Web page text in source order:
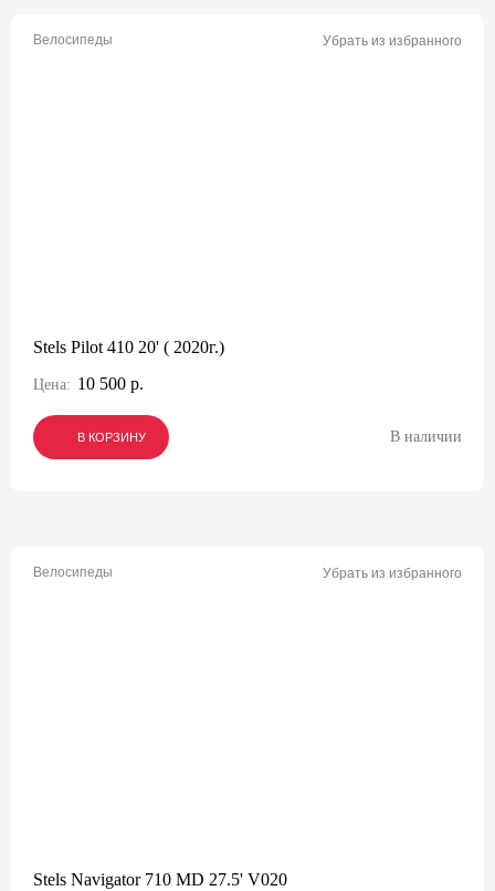
Велосипеды Убрать из избранного
Stels Pilot 410 20' ( 2020г.)
Цена: 10 500 р.
В КОРЗИНУ
В КОРЗИНУ
В КОРЗИНУ В наличии
Велосипеды Убрать из избранного
Stels Navigator 710 MD 27.5' V020